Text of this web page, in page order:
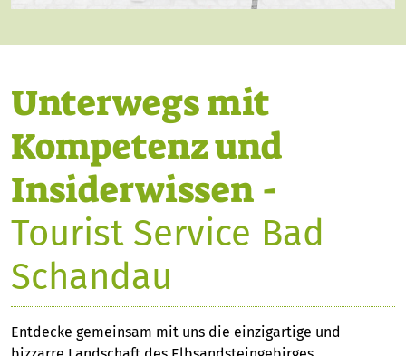
Unterwegs mit
Kompetenz und
Insiderwissen -
Tourist Service Bad
Schandau
Entdecke gemeinsam mit uns die einzigartige und